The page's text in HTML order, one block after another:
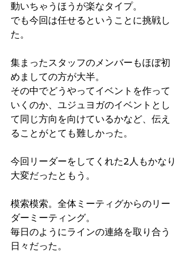
動いちゃうほうが楽なタイプ。
でも今回は任せるということに挑戦し
た。
集まったスタッフのメンバーもほぼ初
めましての方が大半。
その中でどうやってイベントを作って
いくのか、ユジュヨガのイベントとし
て同じ方向を向けているかなど、伝え
ることがとても難しかった。
今回リーダーをしてくれた2人もかなり
大変だったともう。
模索模索。全体ミーティグからのリー
ダーミーティング。
毎日のようにラインの連絡を取り合う
日々だった。